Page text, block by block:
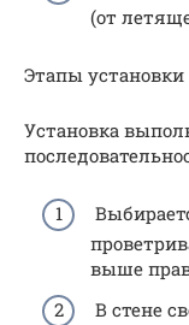
(от
Этапы
Установка
выше
В стене